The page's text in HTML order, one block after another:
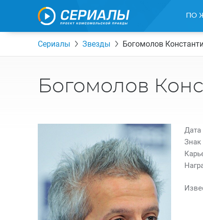
ПО
Сериалы Звезды Богомолов
Богомолов
Знак